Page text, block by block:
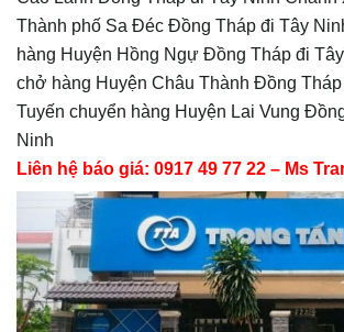
Thành phố Sa Đéc Đồng Tháp đi Tây
hàng Huyện Hồng Ngự Đồng Tháp đi
chở hàng Huyện Châu Thành Đồng
Tuyến chuyển hàng Huyện Lai Vung
Ninh
Liên hệ báo giá: 0917 49 77 22 – Ms